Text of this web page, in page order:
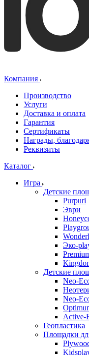
Компания
Производство
Услуги
Доставка и оплата
Гарантия
Сертификаты
Награды,
Реквизиты
Каталог
Игра
Детские
Purpuri
Эври
Эко-
Детские
Neo-
Neo-
Active-
Геопластика
Площадки